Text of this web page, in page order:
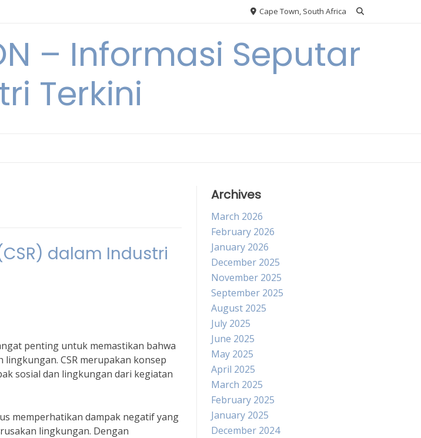
Cape Town, South Africa
– Informasi Seputar
Terkini
dalam Industri
penting untuk memastikan bahwa
CSR merupakan konsep
sosial dan lingkungan dari kegiatan
memperhatikan dampak negatif yang
lingkungan. Dengan
Archives
March 2026
February 2026
January 2026
December 2025
November 2025
September 2025
August 2025
July 2025
June 2025
May 2025
April 2025
March 2025
February 2025
January 2025
December 2024